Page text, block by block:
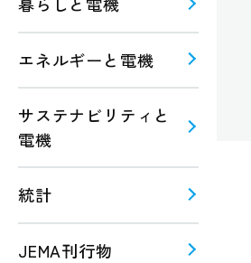
エネルギーと電機
サステナビリティと
電機
統計
JEMA刊行物
ギー